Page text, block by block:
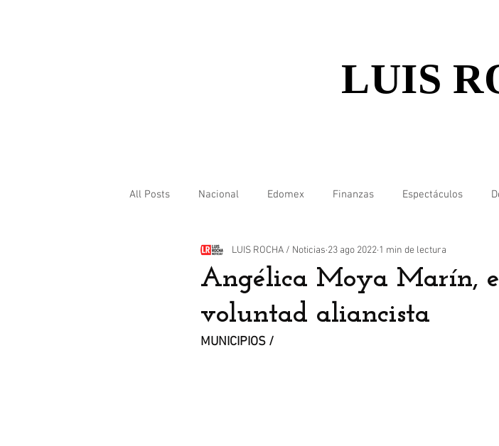
LUIS
All Posts Nacional Edomex Finanzas Espectáculos
Internacional
Angélica Moya Marín,
voluntad aliancista
LUIS ROCHA / Noticias 23 ago 2022 1 min de lectura
MUNICIPIOS /